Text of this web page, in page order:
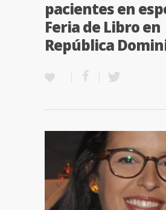
pacientes en
Feria de Libro en
República